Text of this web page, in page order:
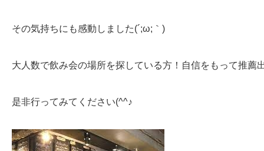
その気持ちにも感動しました(´;ω;｀)
大人数で飲み会の場所を探している方！自信をもって推薦
是非行ってみてください(^^♪